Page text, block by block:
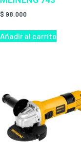
$ 98.000
Añadir al carrito